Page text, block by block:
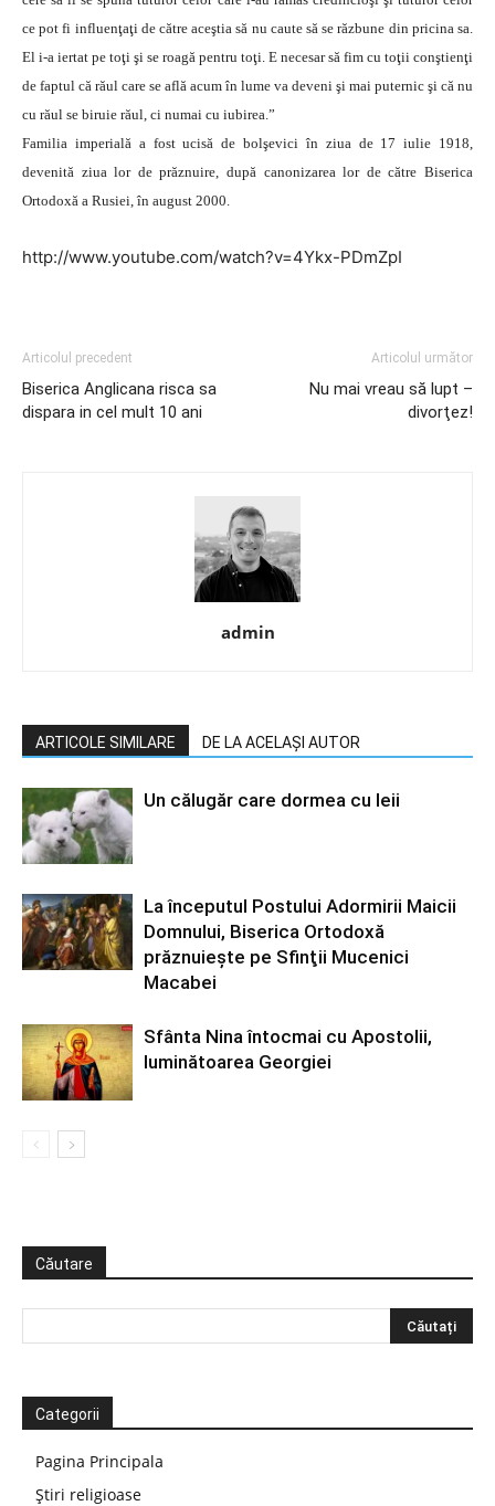
ce pot fi influenţaţi de către aceştia să nu caute să se răzbune din pricina sa.
El i-a iertat pe toţi şi se roagă pentru toţi. E necesar să fim cu toţii conştienţi
de faptul că răul care se află acum în lume va deveni şi mai puternic şi că nu
cu răul se biruie răul, ci numai cu iubirea.”
Familia imperială a fost ucisă de bolşevici în ziua de 17 iulie 1918,
devenită ziua lor de prăznuire, după canonizarea lor de către Biserica
Ortodoxă a Rusiei, în august 2000.
http://www.youtube.com/watch?v=4Ykx-PDmZpI
Articolul precedent
Biserica Anglicana risca sa
dispara in cel mult 10 ani
Articolul următor
Nu mai vreau să lupt –
divorţez!
admin
ARTICOLE SIMILARE DE LA ACELAȘI AUTOR
Un călugăr care dormea cu leii
La începutul Postului Adormirii Maicii
Domnului, Biserica Ortodoxă
prăznuiește pe Sfinţii Mucenici
Macabei
Sfânta Nina întocmai cu Apostolii,
luminătoarea Georgiei
Căutare
Categorii
Pagina Principala
Știri religioase